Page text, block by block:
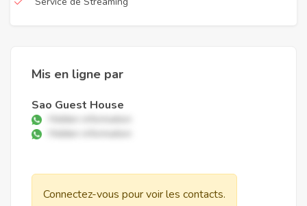
Mis en ligne par
Sao Guest House
Hidden information
Hidden information
Connectez-vous pour voir les contacts.